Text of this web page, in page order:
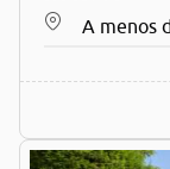
A menos